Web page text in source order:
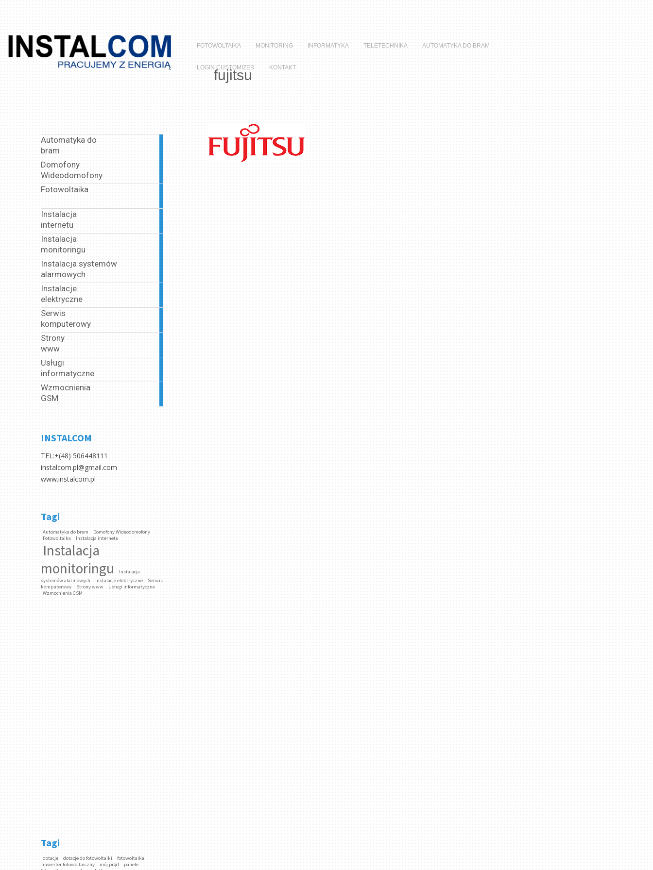
Automatyka do
bram
Domofony
Wideodomofony
Fotowoltaika
Instalacja
internetu
Instalacja
monitoringu
Instalacja systemów
alarmowych
Instalacje
elektryczne
Serwis
komputerowy
Strony
www
Usługi
informatyczne
Wzmocnienia
GSM
INSTALCOM
TEL:+(48) 506448111
instalcom.pl@gmail.com
www.instalcom.pl
Tagi
Automatyka do bram
Domofony Wideodomofony
Fotowoltaika
Instalacja internetu
Instalacja
monitoringu
Instalacja
systemów alarmowych
Instalacje elektryczne
Serwis
komputerowy
Strony www
Usługi informatyczne
Wzmocnienia GSM
Tagi
dotacje dotacje do fotowoltaiki
fotowoltaika
inwerter fotowoltaiczny
mój prąd
panele
FOTOWOLTAIKA MONITORING INFORMATYKA TELETECHNIKA AUTOMATYKA DO BRAM
LOGIN CUSTOMIZER KONTAKT
fujitsu